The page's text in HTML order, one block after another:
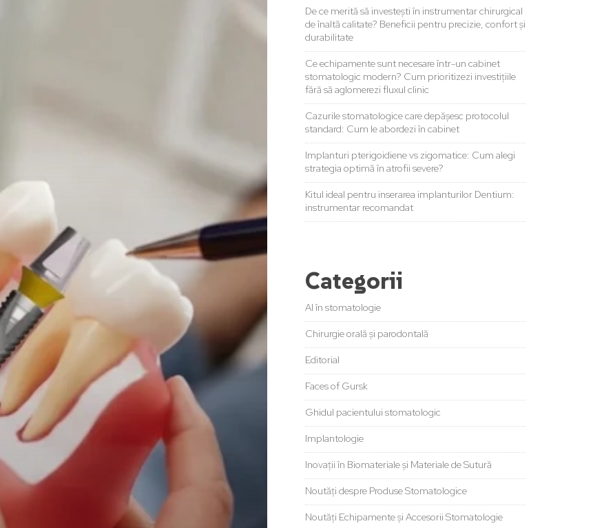
De ce merită să investești în instrumentar chirurgical
de înaltă calitate? Beneficii pentru precizie, confort și
durabilitate
Ce echipamente sunt necesare într-un cabinet
stomatologic modern? Cum prioritizezi investițiile
fără să aglomerezi fluxul clinic
Cazurile stomatologice care depășesc protocolul
standard: Cum le abordezi în cabinet
Implanturi pterigoidiene vs zigomatice: Cum alegi
strategia optimă în atrofii severe?
Kitul ideal pentru inserarea implanturilor Dentium:
instrumentar recomandat
Categorii
AI în stomatologie
Chirurgie orală și parodontală
Editorial
Faces of Gursk
Ghidul pacientului stomatologic
Implantologie
Inovații în Biomateriale și Materiale de Sutură
Noutăți despre Produse Stomatologice
Noutăți Echipamente și Accesorii Stomatologie